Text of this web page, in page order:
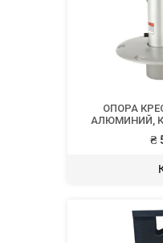
ОПОРА
АЛЮМИНИЙ,
₴